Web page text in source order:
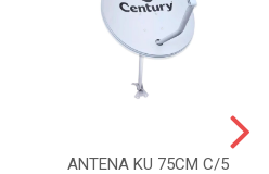
ANTENA KU 75CM C/5